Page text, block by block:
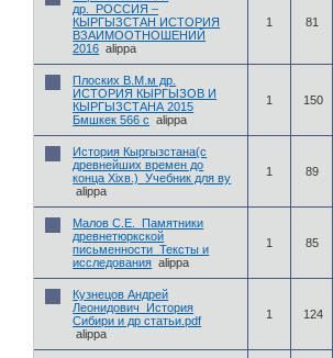
др._РОССИЯ –
КЫРГЫЗСТАН ИСТОРИЯ
ВЗАИМООТНОШЕНИЙ
2016 alippa
1 81
Плоских В.М.м др.
ИСТОРИЯ КЫРГЫЗОВ И
КЫРГЫЗСТАНА 2015
Бмшкек 566 с
alippa
1 150
История Кыргызстана(с
древнейших времен до
конца Xixв.)_Учебник для ву
alippa
1 89
Малов С.Е._Памятники
древнетюркской
письменности_Тексты и
исследования alippa
1 85
Кузнецов Андрей
Леонидович_История
Сибири и др статьи.pdf
alippa
1 124